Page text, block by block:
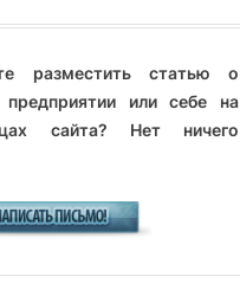
разместить статью о
или себе на
сайта? Нет ничего